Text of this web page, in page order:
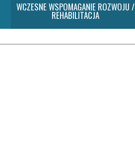
WCZESNE WSPOMAGANIE ROZWOJU /
REHABILITACJA